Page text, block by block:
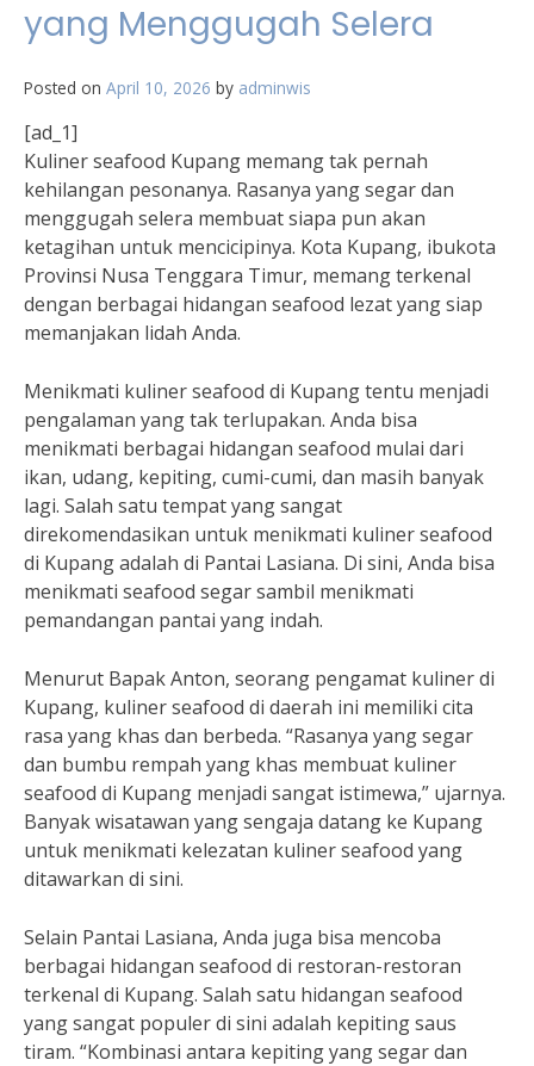
yang Menggugah Selera
Posted on April 10, 2026 by adminwis
[ad_1]
Kuliner seafood Kupang memang tak pernah
kehilangan pesonanya. Rasanya yang segar dan
menggugah selera membuat siapa pun akan
ketagihan untuk mencicipinya. Kota Kupang, ibukota
Provinsi Nusa Tenggara Timur, memang terkenal
dengan berbagai hidangan seafood lezat yang siap
memanjakan lidah Anda.
Menikmati kuliner seafood di Kupang tentu menjadi
pengalaman yang tak terlupakan. Anda bisa
menikmati berbagai hidangan seafood mulai dari
ikan, udang, kepiting, cumi-cumi, dan masih banyak
lagi. Salah satu tempat yang sangat
direkomendasikan untuk menikmati kuliner seafood
di Kupang adalah di Pantai Lasiana. Di sini, Anda bisa
menikmati seafood segar sambil menikmati
pemandangan pantai yang indah.
Menurut Bapak Anton, seorang pengamat kuliner di
Kupang, kuliner seafood di daerah ini memiliki cita
rasa yang khas dan berbeda. “Rasanya yang segar
dan bumbu rempah yang khas membuat kuliner
seafood di Kupang menjadi sangat istimewa,” ujarnya.
Banyak wisatawan yang sengaja datang ke Kupang
untuk menikmati kelezatan kuliner seafood yang
ditawarkan di sini.
Selain Pantai Lasiana, Anda juga bisa mencoba
berbagai hidangan seafood di restoran-restoran
terkenal di Kupang. Salah satu hidangan seafood
yang sangat populer di sini adalah kepiting saus
tiram. “Kombinasi antara kepiting yang segar dan